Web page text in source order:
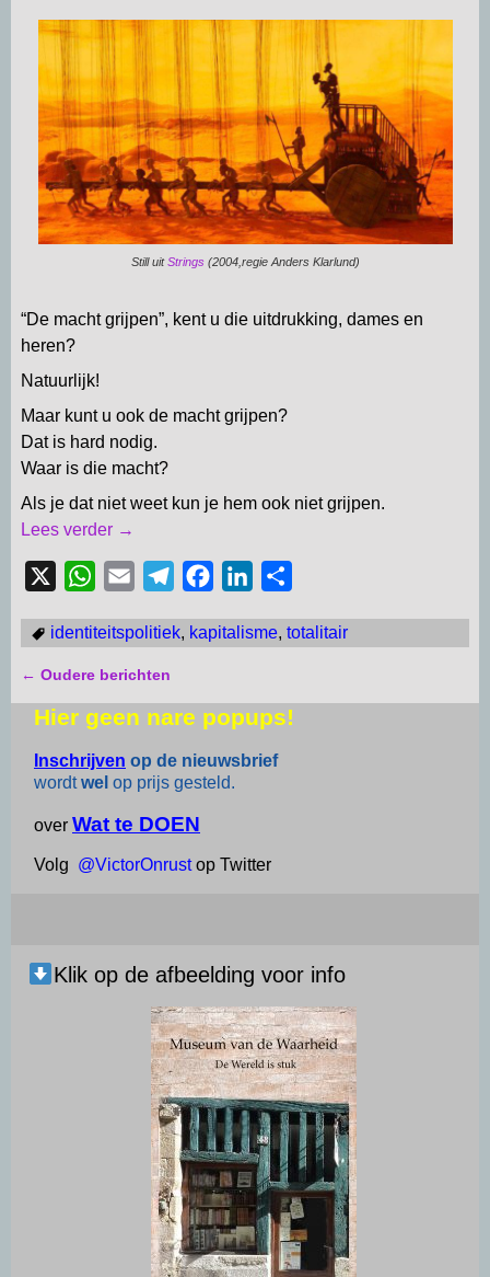
p
k
n
Still uitStrings(2004,regie Anders Klarlund)
“De macht grijpen”, kent u die uitdrukking, dames en
heren?
Natuurlijk!
Maar kunt u ook de macht grijpen?
Dat is hard nodig.
Waar is die macht?
Als je dat niet weet kun je hem ook niet grijpen.
Lees verder →
W
a
A
p
p
a
i
l
r
a
m
c
o
o
k
n
d
I
l
identiteitspolitiek, kapitalisme, totalitair
Bericht navigatie
← Oudere berichten
Hier geen nare popups!
Inschrijven op de nieuwsbrief
wordtwel op prijs gesteld.
over Wat te DOEN
Volg @VictorOnrustop Twitter
Klik op de afbeelding voor info